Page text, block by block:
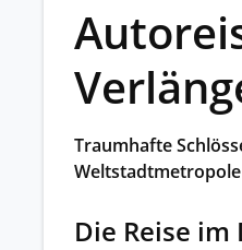
Traumhafte
Die Reise im